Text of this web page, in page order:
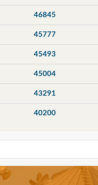
46845
45777
45493
45004
43291
40200